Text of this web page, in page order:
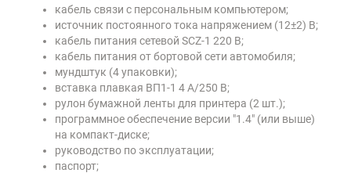
кабель связи с персональным компьютером;
источник постоянного тока напряжением (12±2) В;
кабель питания сетевой SCZ-1 220 B;
кабель питания от бортовой сети автомобиля;
мундштук (4 упаковки);
вставка плавкая ВП1-1 4 А/250 В;
рулон бумажной ленты для принтера (2 шт.);
программное обеспечение версии "1.4" (или выше)
на компакт-диске;
руководство по эксплуатации;
паспорт;